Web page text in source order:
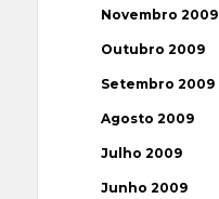
Novembro 2009
Outubro 2009
Setembro 2009
Agosto 2009
Julho 2009
Junho 2009